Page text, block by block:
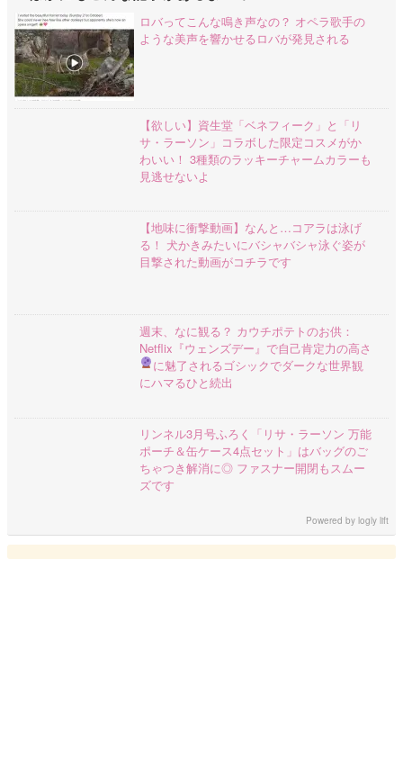
ロバってこんな鳴き声なの？ オペラ歌手の
ような美声を響かせるロバが発見される
【欲しい】資生堂「ベネフィーク」と「リ
サ・ラーソン」コラボした限定コスメがか
わいい！ 3種類のラッキーチャームカラーも
見逃せないよ
【地味に衝撃動画】なんと…コアラは泳げ
る！ 犬かきみたいにバシャバシャ泳ぐ姿が
目撃された動画がコチラです
週末、なに観る？ カウチポテトのお供：
Netflix『ウェンズデー』で自己肯定力の高さ
に魅了されるゴシックでダークな世界観
にハマるひと続出
リンネル3月号ふろく「リサ・ラーソン 万能
ポーチ＆缶ケース4点セット」はバッグのご
ちゃつき解消に◎ ファスナー開閉もスムー
ズです
Powered bylogly lift